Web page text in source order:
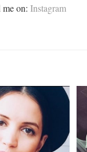
on: Instagram